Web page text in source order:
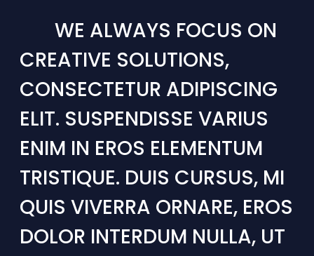
WE ALWAYS FOCUS ON
CREATIVE SOLUTIONS,
CONSECTETUR ADIPISCING
ELIT. SUSPENDISSE VARIUS
ENIM IN EROS ELEMENTUM
TRISTIQUE. DUIS CURSUS, MI
QUIS VIVERRA ORNARE, EROS
DOLOR INTERDUM NULLA, UT